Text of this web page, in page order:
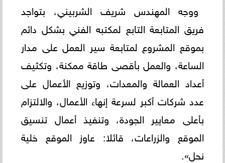
ووجه المهندس شريف الشربيني، بتواجد
فريق المتابعة التابع لمكتبه الفني بشكل دائم
بموقع المشروع لمتابعة سير العمل على مدار
الساعة، والعمل بأقصى طاقة ممكنة، وتكثيف
أعداد العمالة والمعدات، وتوزيع الأعمال على
عدد شركات أكبر لسرعة إنهاء الأعمال، والالتزام
بأعلى معايير الجودة، وتنفيذ أعمال تنسيق
الموقع والزراعات، قائلا: عاوز الموقع خلية
نحل».